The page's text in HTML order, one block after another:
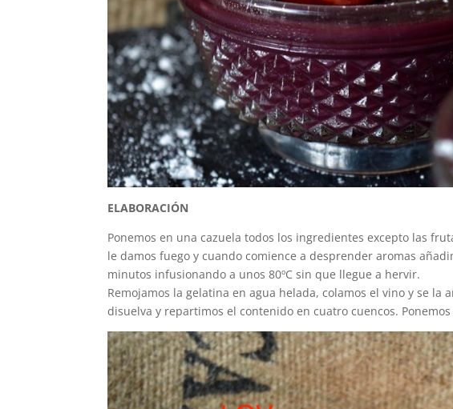
ELABORACIÓN
Ponemos en una cazuela todos los ingredientes excepto las
le damos fuego y cuando comience a desprender aromas
minutos infusionando a unos 80ºC sin que llegue a hervir.
Remojamos la gelatina en agua helada, colamos el vino y se la
disuelva y repartimos el contenido en cuatro cuencos.